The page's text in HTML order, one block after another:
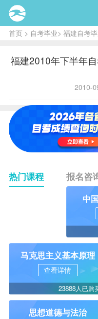
首页> 自考毕业> 福建自考
福建2010年下半年
2010-
热门课程 报名咨
中
马克思主义基本原理
查看详情
23888人已购
思想道德与法治